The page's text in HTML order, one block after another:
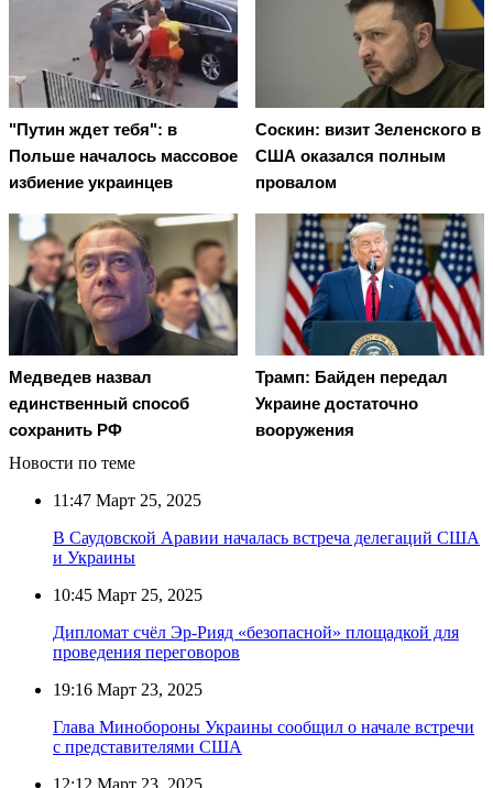
"Путин ждет тебя": в
Польше началось массовое
избиение украинцев
Соскин: визит Зеленского в
США оказался полным
провалом
Медведев назвал
единственный способ
сохранить РФ
Трамп: Байден передал
Украине достаточно
вооружения
Новости по теме
11:47 Март 25, 2025
В Саудовской Аравии началась встреча делегаций США
и Украины
10:45 Март 25, 2025
Дипломат счёл Эр-Рияд «безопасной» площадкой для
проведения переговоров
19:16 Март 23, 2025
Глава Минобороны Украины сообщил о начале встречи
с представителями США
12:12 Март 23, 2025